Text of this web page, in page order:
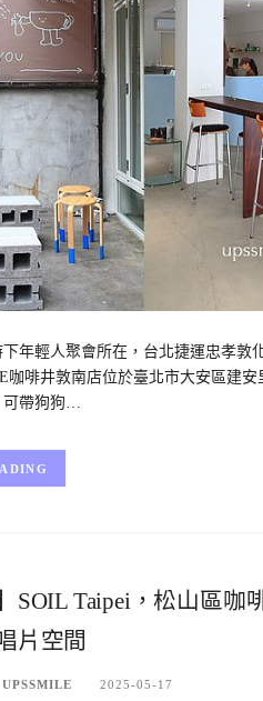
年輕人聚會所在，台北捷運忠孝
咖啡井敦南店位於臺北市大安區建
帶狗狗…
SOIL Taipei，松山區
片空間
UPSSMILE 2025-05-17